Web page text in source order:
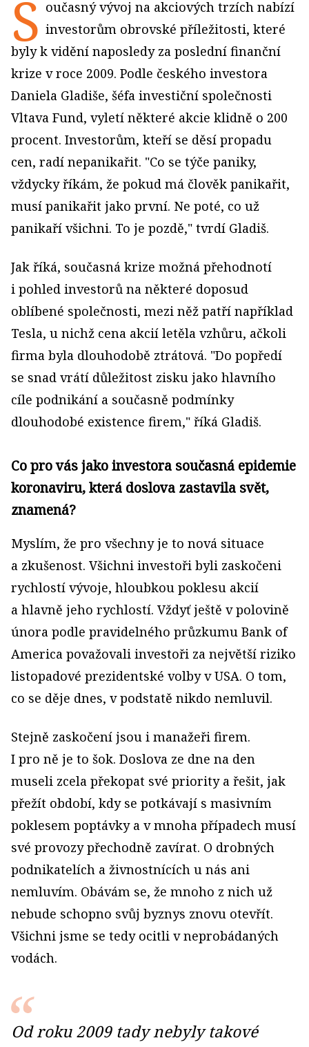
S oučasný vývoj na akciových trzích nabízí
investorům obrovské příležitosti, které
byly k vidění naposledy za poslední finanční
krize v roce 2009. Podle českého investora
Daniela Gladiše, šéfa investiční společnosti
Vltava Fund, vyletí některé akcie klidně o 200
procent. Investorům, kteří se děsí propadu
cen, radí nepanikařit. "Co se týče paniky,
vždycky říkám, že pokud má člověk panikařit,
musí panikařit jako první. Ne poté, co už
panikaří všichni. To je pozdě," tvrdí Gladiš.
Jak říká, současná krize možná přehodnotí
i pohled investorů na některé doposud
oblíbené společnosti, mezi něž patří například
Tesla, u nichž cena akcií letěla vzhůru, ačkoli
firma byla dlouhodobě ztrátová. "Do popředí
se snad vrátí důležitost zisku jako hlavního
cíle podnikání a současně podmínky
dlouhodobé existence firem," říká Gladiš.
Co pro vás jako investora současná epidemie
koronaviru, která doslova zastavila svět,
znamená?
Myslím, že pro všechny je to nová situace
a zkušenost. Všichni investoři byli zaskočeni
rychlostí vývoje, hloubkou poklesu akcií
a hlavně jeho rychlostí. Vždyť ještě v polovině
února podle pravidelného průzkumu Bank of
America považovali investoři za největší riziko
listopadové prezidentské volby v USA. O tom,
co se děje dnes, v podstatě nikdo nemluvil.
Stejně zaskočení jsou i manažeři firem.
I pro ně je to šok. Doslova ze dne na den
museli zcela překopat své priority a řešit, jak
přežít období, kdy se potkávají s masivním
poklesem poptávky a v mnoha případech musí
své provozy přechodně zavírat. O drobných
podnikatelích a živnostnících u nás ani
nemluvím. Obávám se, že mnoho z nich už
nebude schopno svůj byznys znovu otevřít.
Všichni jsme se tedy ocitli v neprobádaných
vodách.
Od roku 2009 tady nebyly takové